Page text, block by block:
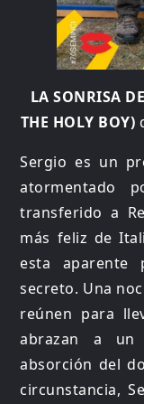
LA SONRISA
THE HOLY BOY)
Sergio es un
atormentado
transferido a
más feliz de
esta aparente
secreto. Una
reúnen para
abrazan a un
absorción del
circunstancia,